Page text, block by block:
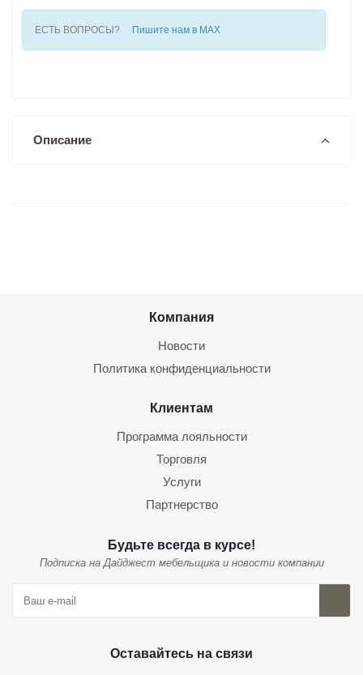
ЕСТЬ ВОПРОСЫ? Пишите нам в MAX
Описание
Компания
Новости
Политика конфиденциальности
Клиентам
Программа лояльности
Торговля
Услуги
Партнерство
Будьте всегда в курсе!
Подписка на Дайджест мебельщика и новости компании
Оставайтесь на связи